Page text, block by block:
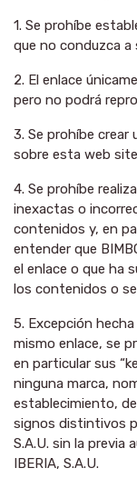
1. Se prohíbe
que no conduzca a
2. El enlace
pero no podrá
3. Se prohíbe crear
sobre esta web
4. Se prohíbe
inexactas o
contenidos y, en
entender que
el enlace o que ha
los contenidos o
5. Excepción
mismo enlace, se
en particular sus
ninguna marca,
establecimiento,
signos distintivos
S.A.U. sin la previa
IBERIA, S.A.U.